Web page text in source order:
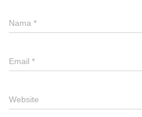
Nama *
Email *
Website